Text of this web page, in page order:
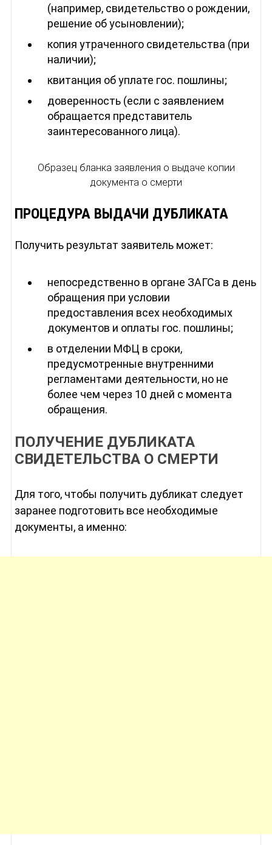
(например, свидетельство о рождении,
решение об усыновлении);
копия утраченного свидетельства (при
наличии);
квитанция об уплате гос. пошлины;
доверенность (если с заявлением
обращается представитель
заинтересованного лица).
Образец бланка заявления о выдаче копии
документа о смерти
ПРОЦЕДУРА ВЫДАЧИ ДУБЛИКАТА
Получить результат заявитель может:
непосредственно в органе ЗАГСа в день
обращения при условии
предоставления всех необходимых
документов и оплаты гос. пошлины;
в отделении МФЦ в сроки,
предусмотренные внутренними
регламентами деятельности, но не
более чем через 10 дней с момента
обращения.
ПОЛУЧЕНИЕ ДУБЛИКАТА
СВИДЕТЕЛЬСТВА О СМЕРТИ
Для того, чтобы получить дубликат следует
заранее подготовить все необходимые
документы, а именно: